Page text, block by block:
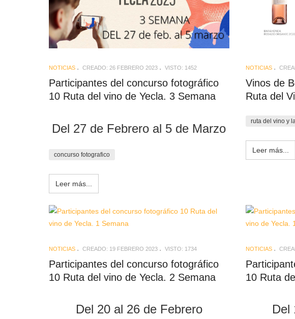
NOTICIAS CREADO: 26 FEBRERO 2023 VISTO: 1452
Participantes del concurso fotográfico
10 Ruta del vino de Yecla. 3 Semana
Del 27 de Febrero al 5 de Marzo
concurso fotografico
Leer más...
NOTICIAS
Vinos de
Ruta del
ruta del vino y
Leer más...
NOTICIAS CREADO: 19 FEBRERO 2023 VISTO: 1734
Participantes del concurso fotográfico
10 Ruta del vino de Yecla. 2 Semana
Del 20 al 26 de Febrero
NOTICIAS
10 Ruta
Del